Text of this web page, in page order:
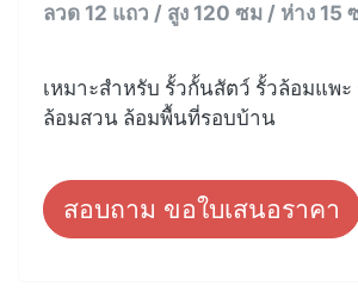
ลวด 12 แถว / สูง 120 ซม / ห่าง 15
เหมาะสำหรับ รั้วกั้นสัตว์ รั้วล้อมแพะ
ล้อมสวน ล้อมพื้นที่รอบบ้าน
สอบถาม ขอใบเสนอราคา